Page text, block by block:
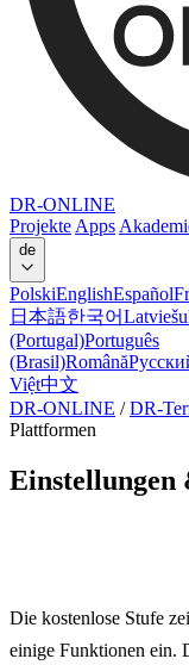
DR-ONLINE
Projekte Apps
de
PolskiEnglishEspañol
日本語한국어Latviešu
(Portugal)Português
(Brasil)Română
Việt中文
DR-ONLINE / DR-
Plattformen
Die kostenlose Stufe
einige Funktionen ein.